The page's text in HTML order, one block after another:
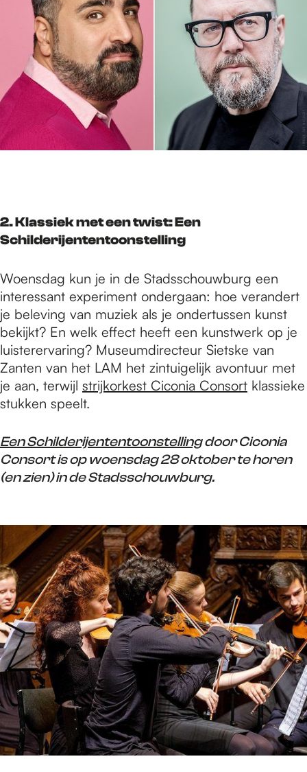
2. Klassiek met een twist: Een
Schilderijententoonstelling
Woensdag kun je in de Stadsschouwburg een
interessant experiment ondergaan: hoe verandert
je beleving van muziek als je ondertussen kunst
bekijkt? En welk effect heeft een kunstwerk op je
luisterervaring? Museumdirecteur Sietske van
Zanten van het LAM het zintuigelijk avontuur met
je aan, terwijl strijkorkest Ciconia Consort klassieke
stukken speelt.
Een Schilderijententoonstellingdoor Ciconia
Consort is op woensdag 28 oktober te horen
(en zien) in de Stadsschouwburg.